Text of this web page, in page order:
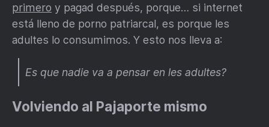
primero y pagad después, porque… si internet
está lleno de porno patriarcal, es porque les
adultes lo consumimos. Y esto nos lleva a:
Es que nadie va a pensar en les adultes?
Volviendo al Pajaporte mismo